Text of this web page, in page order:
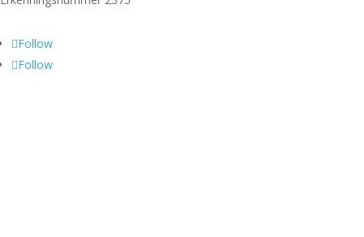
Follow
Follow